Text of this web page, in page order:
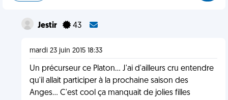
Jestir 43
mardi 23 juin 2015 18:33
Un précurseur ce Platon... J'ai d'ailleurs cru entendre
qu'il allait participer à la prochaine saison des
Anges... C'est cool ça manquait de jolies filles